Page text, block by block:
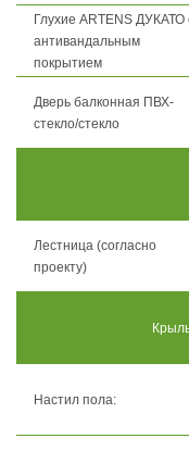
Глухие ARTENS ДУКАТО
антивандальным
покрытием
Дверь балконная ПВХ-
стекло/стекло
Лестница (согласно
проекту)
Настил пола: